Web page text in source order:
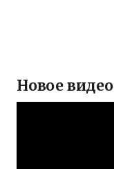
Новое видео